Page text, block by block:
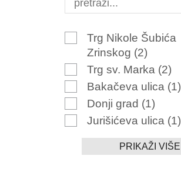
Trg Nikole Šubića
Zrinskog (2)
Trg sv. Marka (2)
Bakačeva ulica (1)
Donji grad (1)
Jurišićeva ulica (1)
PRIKAŽI VIŠE